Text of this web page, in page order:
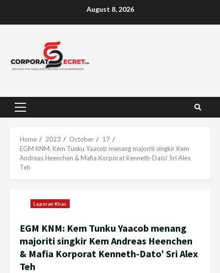
August 8, 2026
Primary
Home 2023 October
17
EGM KNM: Kem Tunku Yaacob menang majoriti singkir Kem
Andreas Heenchen & Mafia Korporat Kenneth-Dato’ Sri Alex
Teh
Laporan Khas
EGM KNM: Kem Tunku Yaacob menang
majoriti singkir Kem Andreas Heenchen
& Mafia Korporat Kenneth-Dato’ Sri Alex
Teh